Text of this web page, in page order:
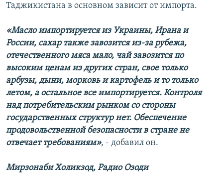
Таджикистана в основном зависит от импорта.
«Масло импортируется из Украины, Ирана и
России, сахар также завозится из-за рубежа,
отечественного мяса мало, чай завозится по
высоким ценам из других стран, свое только
арбузы, дыни, морковь и картофель и то только
летом, а остальное все импортируется. Контроля
над потребительским рынком со стороны
государственных структур нет. Обеспечение
продовольственной безопасности в стране не
отвечает требованиям», - добавил он.
Мирзонаби Холикзод, Радио Озоди